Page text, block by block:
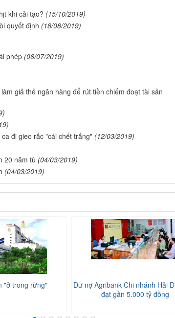
khi cải tạo? (15/10/2019)
quyết định (18/08/2019)
phép (06/07/2019)
giả thẻ ngân hàng để rút tiền chiếm đoạt tài sản
đi gieo rắc "cái chết trắng" (12/03/2019)
20 năm tù (04/03/2019)
(04/03/2019)
"ở trong rừng"
Dư nợ Agribank Chi nhánh Hải
đạt gần 5.000 tỷ đồng